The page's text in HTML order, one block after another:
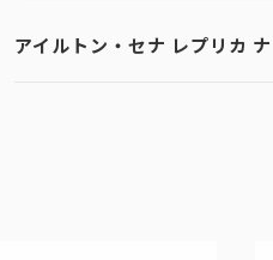
アイルトン・セナ レプリカ